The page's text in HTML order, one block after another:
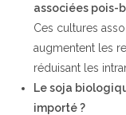
associées pois-
Ces cultures
augmentent les
réduisant les
Le soja
importé ?